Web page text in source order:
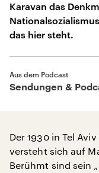
Karavan das
das hier steht.
Aus dem Podcast
Sendungen &
Der 1930 in Tel
versteht sich auf
Berühmt sind sein